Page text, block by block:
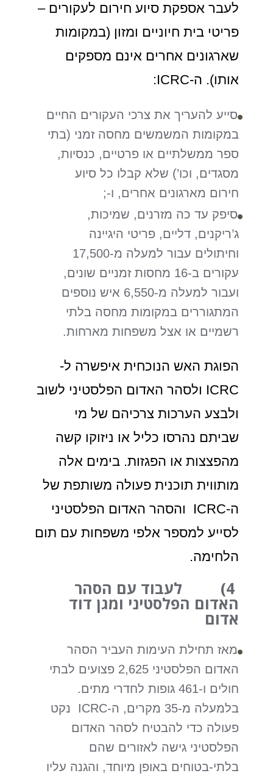
לעבר אספקת סיוע חירום לעקורים –
פריטי בית חיוניים ומזון (במקומות
שארגונים אחרים אינם מספקים
אותו). ה-ICRC:
סייע להעריך את צרכי העקורים החיים
במקומות המשמשים מחסה זמני (בתי
ספר ממשלתיים או פרטיים, כנסיות,
מסגדים, וכו’) שלא קבלו כל סיוע
חירום מארגונים אחרים, ו-;
סיפק עד כה מזרנים, שמיכות,
ג’ריקנים, דליים, פריטי היגיינה
וחיתולים עבור למעלה מ-17,500
עקורים ב-16 מחסות זמניים שונים,
ועבור למעלה מ-6,550 איש נוספים
המתגוררים במקומות מחסה בלתי
רשמיים או אצל משפחות מארחות.
הפוגת האש הנוכחית איפשרה ל-
ICRC ולסהר האדום הפלסטיני לשוב
ולבצע הערכות צרכיהם של מי
שביתם נהרסו כליל או ניזוקו קשה
מהפצצות או הפגזות. בימים אלה
מותווית תוכנית פעולה משותפת של
ה-ICRC והסהר האדום הפלסטיני
לסייע למספר אלפי משפחות עם תום
הלחימה.
4) לעבוד עם הסהר
האדום הפלסטיני ומגן דוד
אדום
מאז תחילת העימות העביר הסהר
האדום הפלסטיני 2,625 פצועים לבתי
חולים ו-461 גופות לחדרי מתים.
בלמעלה מ-35 מקרים, ה-ICRC נקט
פעולה כדי להבטיח לסהר האדום
הפלסטיני גישה לאזורים שהם
בלתי-בטוחים באופן מיוחד, והגנה עליו